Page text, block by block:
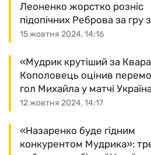
15 жовтня 2024, 14:16
Леоненко жорстко розніс
підопічних Реброва за гру
12 жовтня 2024, 14:17
«Мудрик крутіший за
Кополовець оцінив
гол Михайла у матчі
«Назаренко буде гідним
конкурентом Мудрика»: